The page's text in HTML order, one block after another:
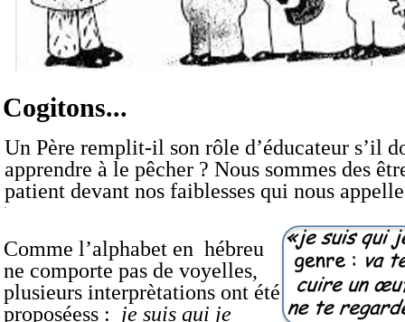
Comme l’alphabet en hébreu
ne comporte pas de voyelles,
plusieurs interprètations ont été
proposéess : je suis qui je
Cogitons...
Un Père remplit-il son rôle d’éducateur s’il
apprendre à le pêcher ? Nous sommes des
patient devant nos faiblesses qui nous appelle
.